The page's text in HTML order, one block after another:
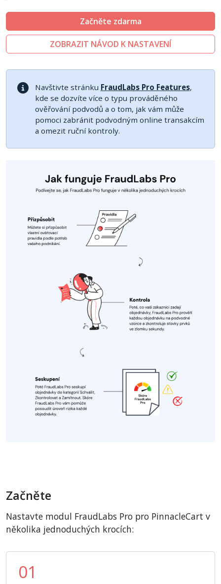
ThirtyBees
Shopware
Sylius
Začněte zdarma
ZOBRAZIT NÁVOD K NASTAVENÍ
Navštivte stránku FraudLabs Pro Features,
kde se dozvíte více o typu prováděného
ověřování podvodů a o tom, jak vám může
pomoci zabránit podvodným online transakcím
a omezit ruční kontroly.
Začněte
Nastavte modul FraudLabs Pro pro PinnacleCart v
několika jednoduchých krocích:
01